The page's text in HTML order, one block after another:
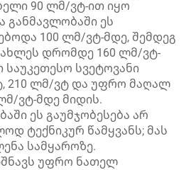
90 ლმ/ვტ-ით იყო
ეს
100 ლმ/ვტ-მდე, შემდეგ
დრომდე 160 ლმ/ვტ-
სვეტოვანი
210 ლმ/ვტ და უფრო მაღალ
ვტ-მდე მიდის.
ეს გაუმჯობესება არ
ტექნიკურ წამყვანს; მას
სამყაროზე.
უფრო ნათელ